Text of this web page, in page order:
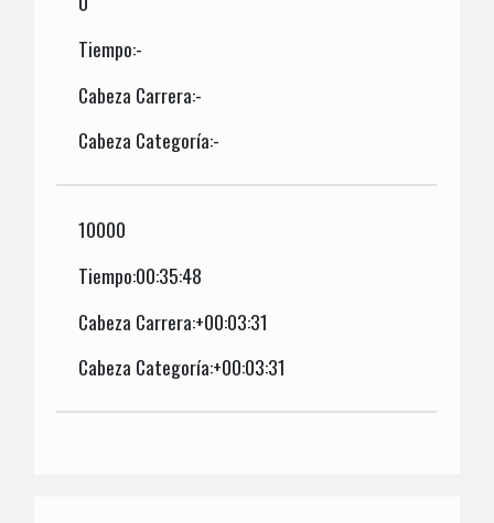
Tiempo:-
Cabeza Carrera:-
Cabeza Categoría:-
10000
Tiempo:00:35:48
Cabeza Carrera:+00:03:31
Cabeza Categoría:+00:03:31